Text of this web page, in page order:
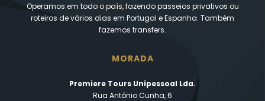
Operamos em todo o país, fazendo passeios privativos ou
roteiros de vários dias em Portugal e Espanha. Também
fazemos transfers.
MORADA
Premiere Tours Unipessoal Lda.
Rua António Cunha, 6